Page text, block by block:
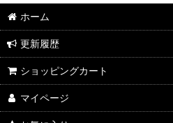
ホーム
更新履歴
ショッピングカート
マイページ